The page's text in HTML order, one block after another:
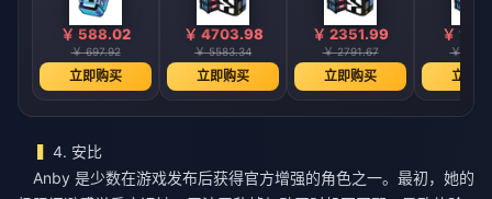
￥ 588.02
￥ 697.92
立即购买
￥ 4703.98
￥ 5583.34
立即购买
￥ 2351.99
￥ 2791.67
立即购买
￥
￥
立即
4. 安比
Anby 是少数在游戏发布后获得官方增强的角色之一。最初，她的